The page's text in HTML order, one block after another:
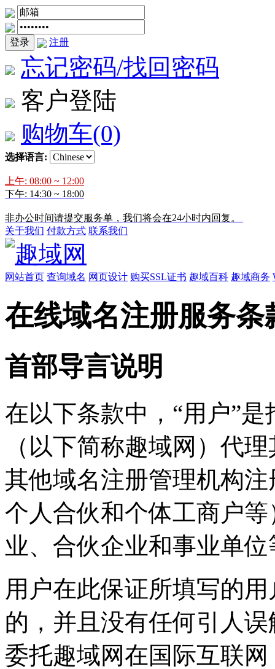
登录 注册
忘记密码/找回密码
客户登陆
购物车(0)
选择语言:
上午: 08:00 ~ 12:00
下午: 14:30 ~ 18:00
非办公时间请提交服务单，我们将会在24小时内回复。
关于我们 付款方式 联系我们
网站首页 查询域名 网页设计 购买SSL证书 趣域百科 趣域商务
在线域名注册服务条
首部导言说明
在以下条款中，“用户”
（以下简称趣域网）代
其他域名注册管理机构
个人合伙和个体工商户
业、合伙企业和事业单位
用户在此保证所填写的
的，并且没有任何引人
委托趣域网在国际互联